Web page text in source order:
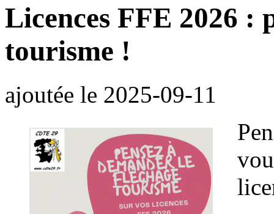
Licences FFE 2026 :
tourisme !
ajoutée le 2025-09-11